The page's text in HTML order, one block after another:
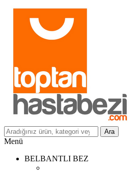
Ara
Menü
BELBANTLI BEZ